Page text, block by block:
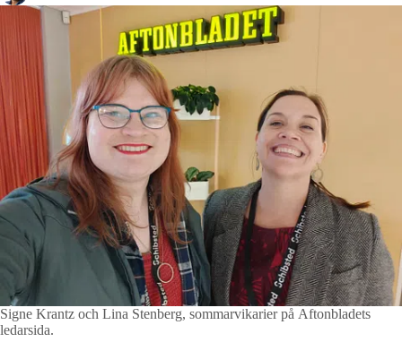
Signe Krantz och Lina Stenberg, sommarvikarier på Aftonbladets
ledarsida.